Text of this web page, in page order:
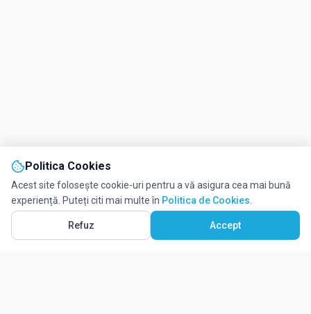
Politica Cookies
Acest site folosește cookie-uri pentru a vă asigura cea mai bună
experiență. Puteți citi mai multe în Politica de Cookies
Refuz Accept